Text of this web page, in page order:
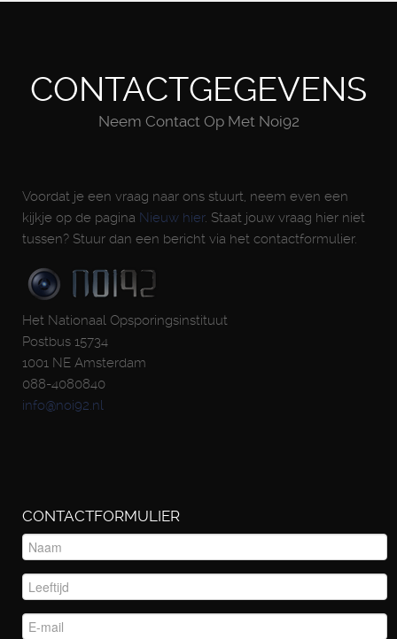
CONTACTGEGEVENS
Neem Contact Op Met Noi92
Voordat je een vraag naar ons stuurt, neem even een
kijkje op de pagina Nieuw hier. Staat jouw vraag hier niet
tussen? Stuur dan een bericht via het contactformulier.
Het Nationaal Opsporingsinstituut
Postbus 15734
1001 NE Amsterdam
088-4080840
info@noi92.nl
CONTACTFORMULIER